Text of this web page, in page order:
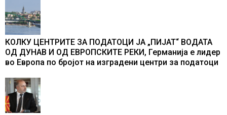
промени текот на историјата
КОЛКУ ЦЕНТРИТЕ ЗА ПОДАТОЦИ ЈА „ПИЈАТ“ ВОДАТА
ОД ДУНАВ И ОД ЕВРОПСКИТЕ РЕКИ, Германија е лидер
во Европа по бројот на изградени центри за податоци